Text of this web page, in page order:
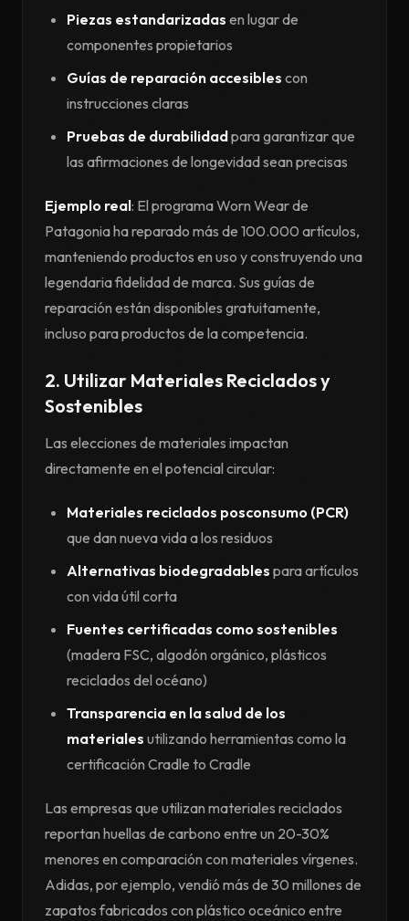
Piezas estandarizadas en lugar de
componentes propietarios
Guías de reparación accesibles con
instrucciones claras
Pruebas de durabilidadpara garantizar que
las afirmaciones de longevidad sean precisas
Ejemplo real: El programa Worn Wear de
Patagonia ha reparado más de 100.000 artículos,
manteniendo productos en uso y construyendo una
legendaria fidelidad de marca. Sus guías de
reparación están disponibles gratuitamente,
incluso para productos de la competencia.
2. Utilizar Materiales Reciclados y
Sostenibles
Las elecciones de materiales impactan
directamente en el potencial circular:
Materiales reciclados posconsumo (PCR)
que dan nueva vida a los residuos
Alternativas biodegradables para artículos
con vida útil corta
Fuentes certificadas como sostenibles
(madera FSC, algodón orgánico, plásticos
reciclados del océano)
Transparencia en la salud de los
materiales utilizando herramientas como la
certificación Cradle to Cradle
Las empresas que utilizan materiales reciclados
reportan huellas de carbono entre un 20-30%
menores en comparación con materiales vírgenes.
Adidas, por ejemplo, vendió más de 30 millones de
zapatos fabricados con plástico oceánico entre